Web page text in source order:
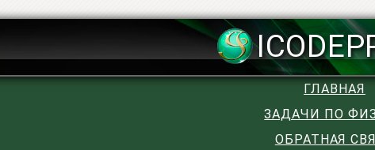
ГЛАВНАЯ
ЗАДАЧИ ПО
ОБРАТНАЯ